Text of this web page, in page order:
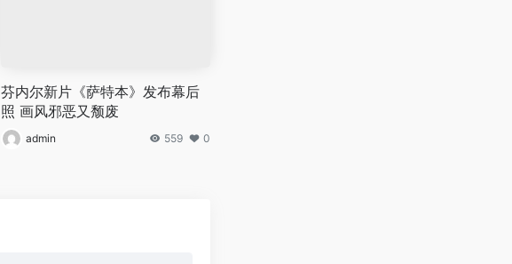
芬内尔新片《萨特本》发布幕后
照 画风邪恶又颓废
admin 559 0